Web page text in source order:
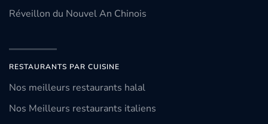
Réveillon du Nouvel An Chinois
RESTAURANTS PAR CUISINE
Nos meilleurs restaurants halal
Nos Meilleurs restaurants italiens